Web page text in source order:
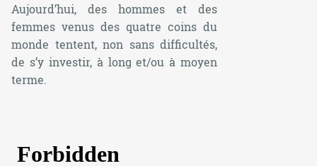
Aujourd’hui, des hommes et des
femmes venus des quatre coins du
monde tentent, non sans difficultés,
de s’y investir, à long et/ou à moyen
terme.